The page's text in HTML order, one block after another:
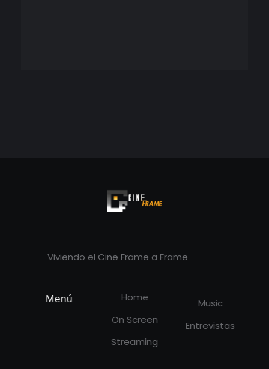
Viviendo el Cine Frame a Frame
Menú
Home
On Screen
Streaming
Music
Entrevistas